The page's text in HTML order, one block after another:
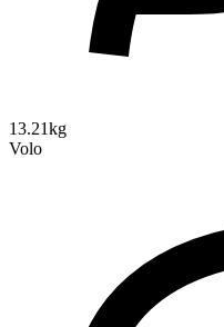
13.21kg
Volo